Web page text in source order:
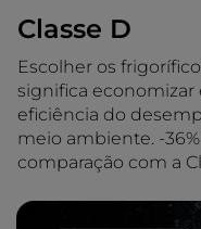
Classe D
Escolher os
significa economizar
eficiência do
meio ambiente. -
comparação com a